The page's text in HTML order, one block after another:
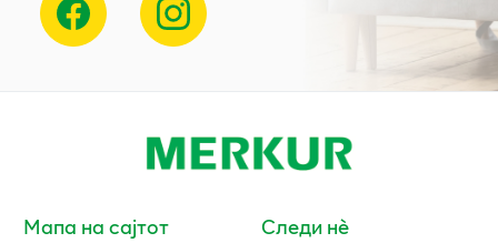
Мапа на сајтот Следи нè